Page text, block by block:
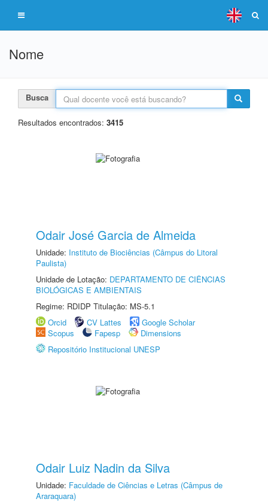
Nome
Busca
Resultados encontrados: 3415
Odair José Garcia de Almeida
Unidade: Instituto de Biociências (Câmpus do Litoral
Paulista)
Unidade de Lotação: DEPARTAMENTO DE CIÊNCIAS
BIOLÓGICAS E AMBIENTAIS
Regime: RDIDP Titulação: MS-5.1
Orcid
CV Lattes
Google Scholar
Scopus
Fapesp
Dimensions
Repositório Institucional UNESP
Odair Luiz Nadin da Silva
Unidade: Faculdade de Ciências e Letras (Câmpus de
Araraquara)